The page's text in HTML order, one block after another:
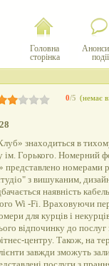
Головна
сторінка
події
0/5 (немає
знаходиться в
ім. Горького. Номерний
номерами
з вишуканим,
наявність
Wi -Fi. Враховуючи
для курців і
відпочинку до послуг
центру. Також, на
завжди зможуть